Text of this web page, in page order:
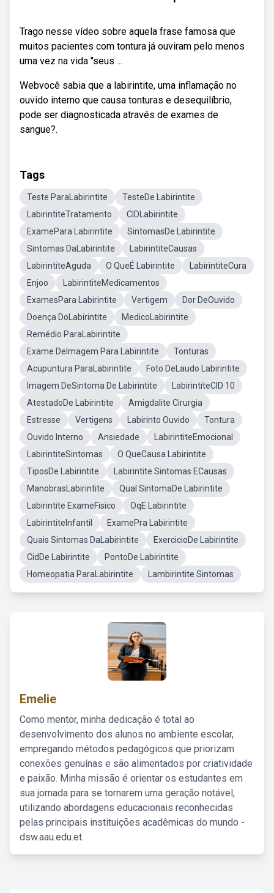
Trago nesse vídeo sobre aquela frase famosa que
muitos pacientes com tontura já ouviram pelo menos
uma vez na vida "seus ...
Webvocê sabia que a labirintite, uma inflamação no
ouvido interno que causa tonturas e desequilíbrio,
pode ser diagnosticada através de exames de
sangue?.
Tags
Teste ParaLabirintite
TesteDe Labirintite
LabirintiteTratamento
CIDLabirintite
ExamePara Labirintite
SintomasDe Labirintite
Sintomas DaLabirintite
LabirintiteCausas
LabirintiteAguda
O QueÉ Labirintite
LabirintiteCura
Enjoo
LabirintiteMedicamentos
ExamesPara Labirintite
Vertigem
Dor DeOuvido
Doença DoLabirintite
MedicoLabirintite
Remédio ParaLabirintite
Exame DeImagem Para Labirintite
Tonturas
Acupuntura ParaLabirintite
Foto DeLaudo Labirintite
Imagem DeSintoma De Labirintite
LabirintiteCID 10
AtestadoDe Labirintite
Amigdalite Cirurgia
Estresse
Vertigens Labirinto Ouvido
Tontura
Ouvido Interno
Ansiedade
LabirintiteEmocional
LabirintiteSintomas
O QueCausa Labirintite
TiposDe Labirintite
Labirintite Sintomas ECausas
ManobrasLabirintite
Qual SintomaDe Labirintite
Labirintite ExameFisico
OqE Labirintite
LabirintiteInfantil
ExamePra Labirintite
Quais Sintomas DaLabirintite
ExercicioDe Labirintite
CidDe Labirintite
PontoDe Labirintite
Homeopatia ParaLabirintite
Lambirintite Sintomas
Emelie
Como mentor, minha dedicação é total ao
desenvolvimento dos alunos no ambiente escolar,
empregando métodos pedagógicos que priorizam
conexões genuínas e são alimentados por criatividade
e paixão. Minha missão é orientar os estudantes em
sua jornada para se tornarem uma geração notável,
utilizando abordagens educacionais reconhecidas
pelas principais instituições acadêmicas do mundo -
dsw.aau.edu.et.